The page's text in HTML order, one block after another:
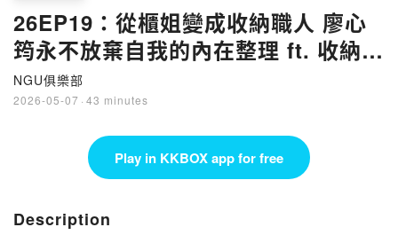
26EP19：從櫃姐變成收納職人 廖心
筠永不放棄自我的內在整理 ft. 收納整
理師 廖心筠
NGU俱樂部
2026-05-07 · 43 minutes
Play in KKBOX app for free
Description